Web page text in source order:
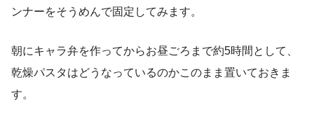
ンナーをそうめんで固定してみます。
朝にキャラ弁を作ってからお昼ごろまで約5時間として、
乾燥パスタはどうなっているのかこのまま置いておきま
す。